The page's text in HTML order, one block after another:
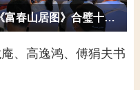
“公望富春·共绘新图”——纪念《富春山居图》合璧十周年两岸书画摄影展开幕
、高逸鸿、傅狷夫书